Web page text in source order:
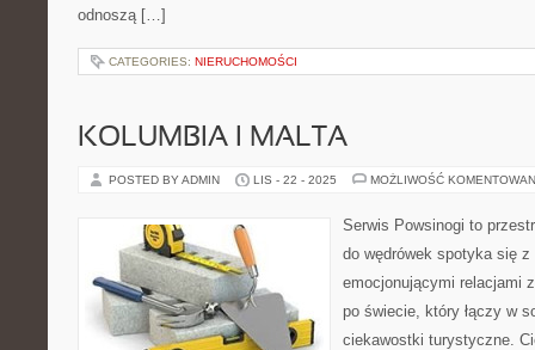
odnoszą […]
CATEGORIES: NIERUCHOMOŚCI
KOLUMBIA I MALTA
POSTED BY ADMIN LIS - 22 - 2025 MOŻLIWOŚĆ
Serwis Powsinogi to
do wędrówek spotyka się
emocjonującymi relacjami
po świecie, który łączy w
ciekawostki turystyczne.